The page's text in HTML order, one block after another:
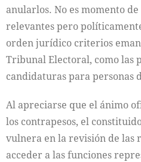
anularlos. No es momento
relevantes pero
orden jurídico criterios
Tribunal Electoral, como las
candidaturas para personas
Al apreciarse que el ánimo
los contrapesos, el
vulnera en la revisión de las
acceder a las funciones